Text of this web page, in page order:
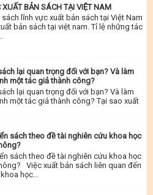
BẢN SÁCH TẠI VIỆT NAM
lĩnh vực xuất bản sách tại Việt Nam
bản sách tại việt nam. Tỉ lệ những tác
lại quan trọng đối với bạn? Và làm
một tác giả thành công?
lại quan trọng đối với bạn? Và làm
một tác giả thành công? Tại sao xuất
sách theo đề tài nghiên cứu khoa học
sách theo đề tài nghiên cứu khoa học
Việc xuất bản sách liên quan đến
học...